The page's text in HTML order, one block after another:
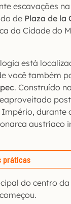
escavações
de Plaza de la
da Cidade do
está
você também
. Construído
durante
austríaco
práticas
do centro